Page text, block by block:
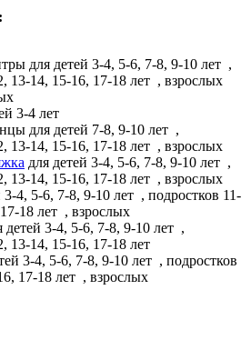
для детей 3-4, 5-6, 7-8, 9-10 лет ,
13-14, 15-16, 17-18 лет , взрослых
3-4 лет
для детей 7-8, 9-10 лет ,
13-14, 15-16, 17-18 лет , взрослых
для детей 3-4, 5-6, 7-8, 9-10 лет ,
13-14, 15-16, 17-18 лет , взрослых
3-4, 5-6, 7-8, 9-10 лет , подростков 11-
18 лет , взрослых
детей 3-4, 5-6, 7-8, 9-10 лет ,
13-14, 15-16, 17-18 лет
3-4, 5-6, 7-8, 9-10 лет , подростков
17-18 лет , взрослых